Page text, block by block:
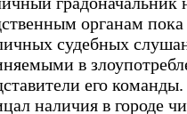
органам пока
судебных
в
его
наличия в городе